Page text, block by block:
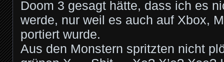
Doom 3 gesagt hätte, dass ich es
werde, nur weil es auch auf Xbox,
portiert wurde.
Aus den Monstern spritzten nicht